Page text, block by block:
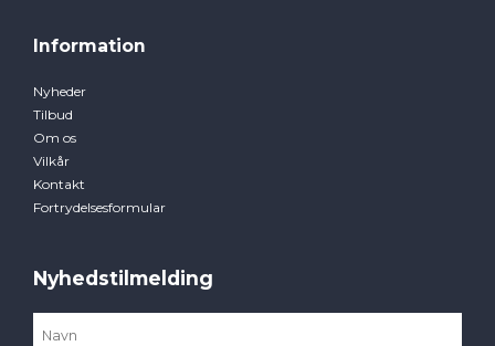
Information
Nyheder
Tilbud
Om os
Vilkår
Kontakt
Fortrydelsesformular
Nyhedstilmelding